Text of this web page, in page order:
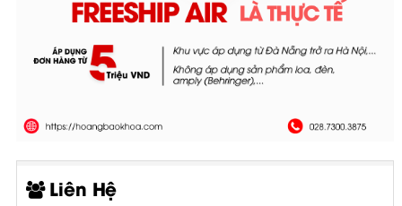
Liên Hệ